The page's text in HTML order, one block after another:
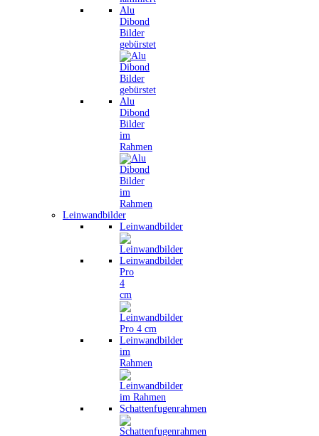
Alu
Dibond
Bilder
gebürstet
Alu
Dibond
Bilder
im
Rahmen
Leinwandbilder
Leinwandbilder
Leinwandbilder
Pro
4
cm
Leinwandbilder
im
Rahmen
Schattenfugenrahmen